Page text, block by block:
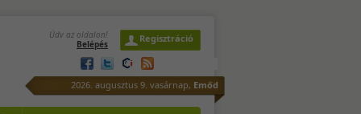
Üdv az oldalon!
Belépés
Regisztráció
2026. augusztus 9. vasárnap, Emőd